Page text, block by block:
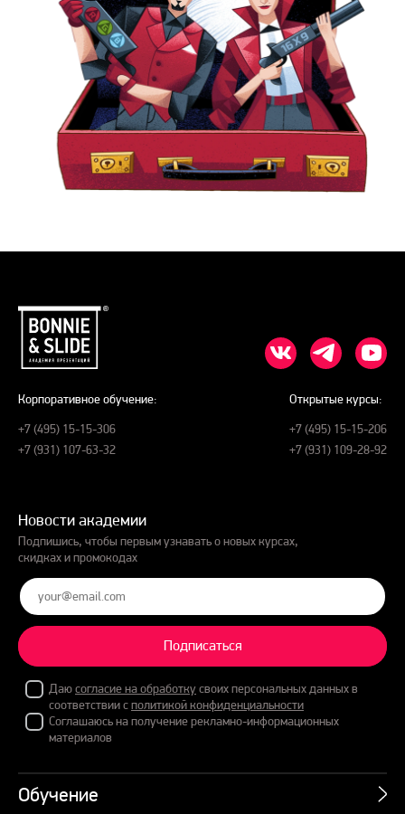
Корпоративное обучение:
+7 (495) 15-15-306
+7 (931) 107-63-32
Открытые курсы:
+7 (495) 15-15-206
+7 (931) 109-28-92
Новости академии
Подпишись, чтобы первым узнавать о новых курсах,
скидках и промокодах
Подписаться
Даюсогласие на обработкусвоих персональных данных в
соответствии сполитикой конфиденциальности
Соглашаюсь на получение рекламно-информационных
материалов
Обучение